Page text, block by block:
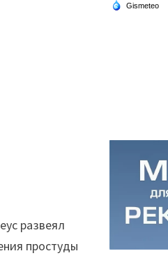
развеял
простуды